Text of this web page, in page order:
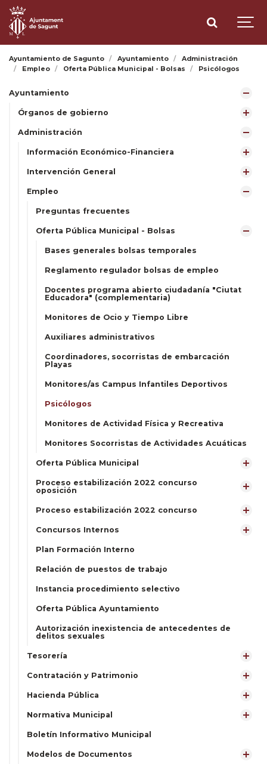
Ayuntamiento de Sagunto Ayuntamiento
Administración
Empleo
Oferta Pública Municipal - Bolsas Psicólogos
Ayuntamiento
Órganos de gobierno
Administración
Información Económico-Financiera
Intervención General
Empleo
Preguntas frecuentes
Oferta Pública Municipal - Bolsas
Bases generales bolsas temporales
Reglamento regulador bolsas de empleo
Docentes programa abierto ciudadanía "Ciutat
Educadora" (complementaria)
Monitores de Ocio y Tiempo Libre
Auxiliares administrativos
Coordinadores, socorristas de embarcación
Playas
Monitores/as Campus Infantiles Deportivos
Psicólogos
Monitores de Actividad Física y Recreativa
Monitores Socorristas de Actividades Acuáticas
Oferta Pública Municipal
Proceso estabilización 2022 concurso
oposición
Proceso estabilización 2022 concurso
Concursos Internos
Plan Formación Interno
Relación de puestos de trabajo
Instancia procedimiento selectivo
Oferta Pública Ayuntamiento
Autorización inexistencia de antecedentes de
delitos sexuales
Tesorería
Contratación y Patrimonio
Hacienda Pública
Normativa Municipal
Boletín Informativo Municipal
Modelos de Documentos